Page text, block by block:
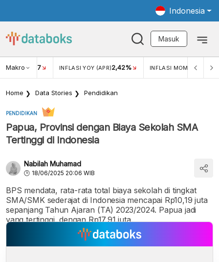
Indonesia
Masuk
Makro
USD/IDR 17 INFLASI YOY (APR)2,42% INFLASI MOM (MAR)
Home Data Stories Pendidikan
PENDIDIKAN
Papua, Provinsi dengan Biaya Sekolah SMA
Tertinggi di Indonesia
Nabilah Muhamad
18/06/2025 20:06 WIB
BPS mendata, rata-rata total biaya sekolah di tingkat
SMA/SMK sederajat di Indonesia mencapai Rp10,19 juta
sepanjang Tahun Ajaran (TA) 2023/2024. Papua jadi
yang tertinggi, dengan Rp17,91 juta.